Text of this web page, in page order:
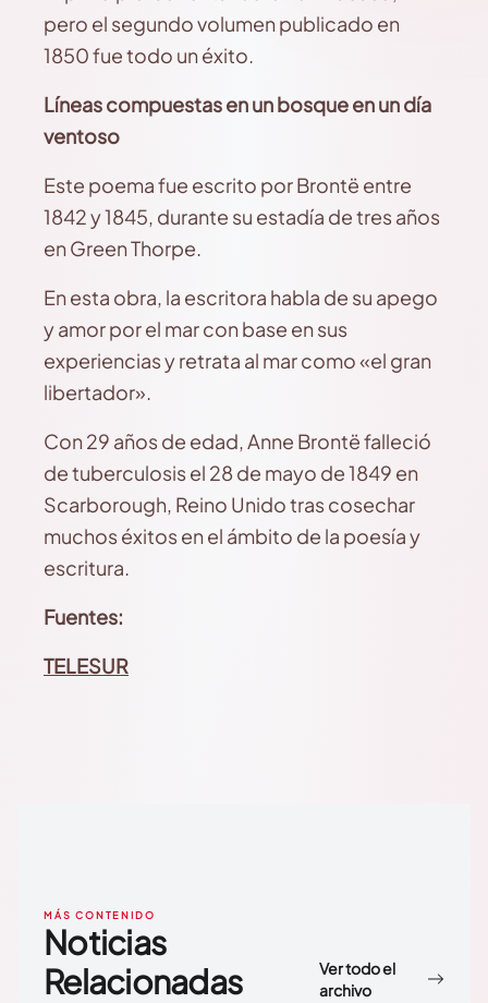
pero el segundo volumen publicado en
1850 fue todo un éxito.
Líneas compuestas en un bosque en un día
ventoso
Este poema fue escrito por Brontë entre
1842 y 1845, durante su estadía de tres años
en Green Thorpe.
En esta obra, la escritora habla de su apego
y amor por el mar con base en sus
experiencias y retrata al mar como «el gran
libertador».
Con 29 años de edad, Anne Brontë falleció
de tuberculosis el 28 de mayo de 1849 en
Scarborough, Reino Unido tras cosechar
muchos éxitos en el ámbito de la poesía y
escritura.
Fuentes:
TELESUR
MÁS CONTENIDO
Noticias
Relacionadas
Ver todo el
archivo